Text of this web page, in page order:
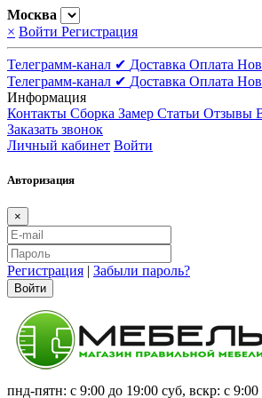
Москва
× Войти Регистрация
Телеграмм-канал ✔ Доставка Оплата
Телеграмм-канал ✔ Доставка Оплата
Информация
Контакты Сборка Замер Статьи Отзывы
Заказать звонок
Личный кабинет Войти
Авторизация
×
Регистрация | Забыли пароль?
Войти
пнд-пятн: с 9:00 до 19:00 суб, вскр: с